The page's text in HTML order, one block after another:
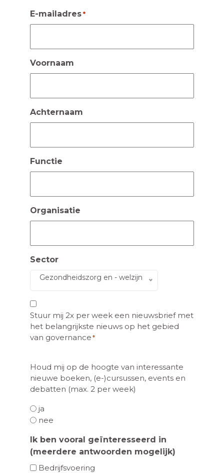
E-mailadres *
Voornaam
Achternaam
Functie
Organisatie
Sector
Gezondheidszorg en - welzijn
Nieuwsbrief
*
Stuur mij 2x per week een nieuwsbrief met
het belangrijkste nieuws op het gebied
van governance*
*
Houd mij op de hoogte van interessante
nieuwe boeken, (e-)cursussen, events en
debatten (max. 2 per week)
ja
nee
Ik ben vooral geïnteresseerd in
(meerdere antwoorden mogelijk)
Bedrijfsvoering